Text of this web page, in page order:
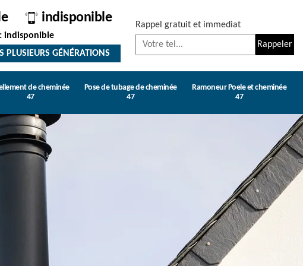
indisponible
indisponible
PLUSIEURS GÉNÉRATIONS
Rappel gratuit et immediat
de cheminée
47
Pose de tubage de cheminée
47
Ramoneur Poele et cheminée
47